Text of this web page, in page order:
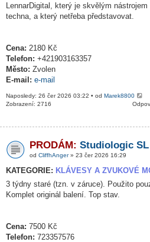
LennarDigital, který je skvělým
techna, a který netřeba představovat.
Cena: 2180 Kč
Telefon: +421903163357
Město: Zvolen
E-mail: e-mail
Naposledy: 26 čer 2026 03:22 • od Marek8800
Zobrazení: 2716
PRODÁM: Studiologic SL
od CliffhAnger» 23 čer 2026 16:29
KATEGORIE: KLÁVESY A ZVUKOVÉ
3 týdny staré (tzn. v záruce). Použito
Komplet originál balení. Top stav.
Cena: 7500 Kč
Telefon: 723357576